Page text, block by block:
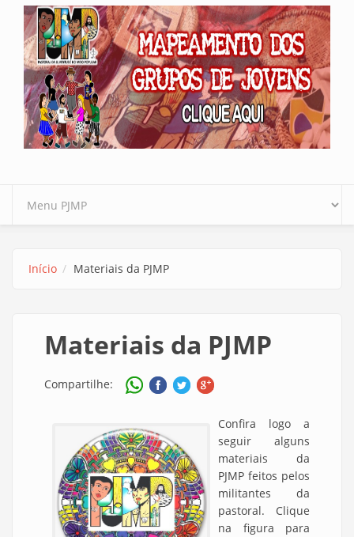
Início Materiais da PJMP
Materiais da PJMP
Compartilhe:
Confira logo a
seguir alguns
materiais da
PJMP feitos pelos
militantes da
pastoral. Clique
na figura para